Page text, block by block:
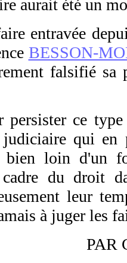
aurait été un
entravée
BESSON-
falsifié sa
persister ce
judiciaire qui en
bien loin d'un
du droit
leur
à juger les
PAR